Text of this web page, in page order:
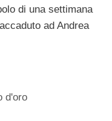
di una settimana
ad Andrea
d'oro